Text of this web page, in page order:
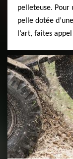
pelleteuse. Pour
pelle dotée
l’art, faites